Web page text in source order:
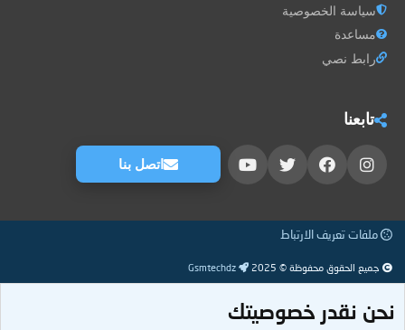
سياسة الخصوصية
مساعدة
رابط نصي
تابعنا
اتصل بنا
ملفات تعريف الارتباط
جميع الحقوق محفوظة © 2025 Gsmtechdz
نحن نقدر خصوصيتك